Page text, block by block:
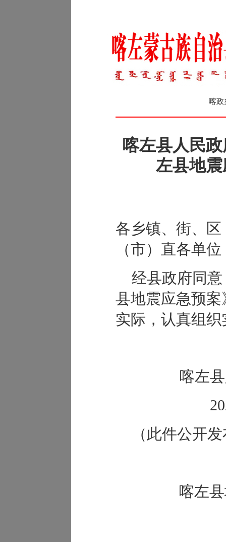
喀政
喀左县人民
左县地
各乡镇、街、
（市）直各单位
经县政府同
县地震应急预
实际，认真组织
喀左
（此件公开
喀左